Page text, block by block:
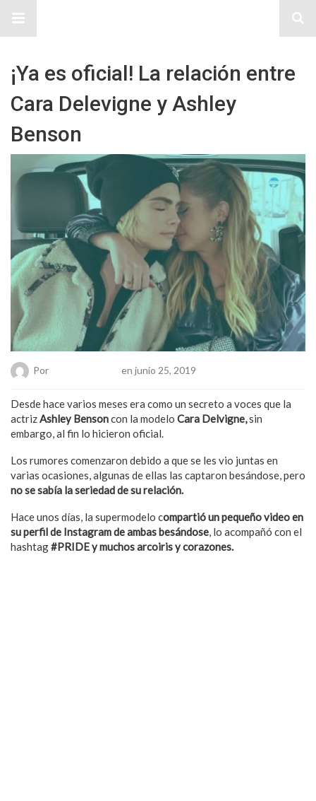
¡Ya es oficial! La relación entre
Cara Delevigne y Ashley
Benson
Por en junio 25, 2019
Desde hace varios meses era como un secreto a voces que la
actrizAshley Bensoncon la modelo Cara Delvigne,sin
embargo, al fin lo hicieron oficial.
Los rumores comenzaron debido a que se les vio juntas en
varias ocasiones, algunas de ellas las captaron besándose, pero
no se sabía la seriedad de su relación.
Hace unos días, la supermodelo compartió un pequeño video en
su perfil de Instagram de ambas besándose, lo acompañó con el
hashtag#PRIDE y muchos arcoiris y corazones.